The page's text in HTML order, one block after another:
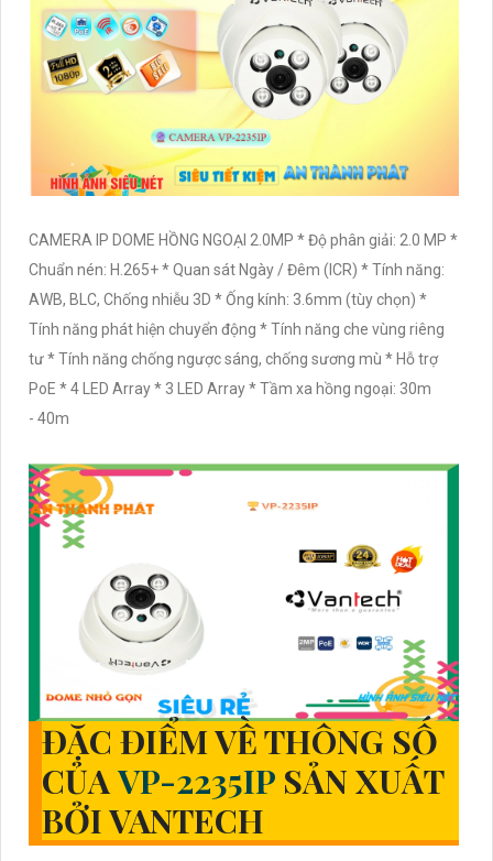
CAMERA IP DOME HỒNG NGOẠI 2.0MP * Độ phân giải: 2.0 MP *
Chuẩn nén: H.265+ * Quan sát Ngày / Đêm (ICR) * Tính năng:
AWB, BLC, Chống nhiễu 3D * Ống kính: 3.6mm (tùy chọn) *
Tính năng phát hiện chuyển động * Tính năng che vùng riêng
tư * Tính năng chống ngược sáng, chống sương mù * Hỗ trợ
PoE * 4 LED Array * 3 LED Array * Tầm xa hồng ngoại: 30m
- 40m
ĐẶC ĐIỂM VỀ THÔNG SỐ
CỦAVP-2235IP SẢN XUẤT
BỞI VANTECH